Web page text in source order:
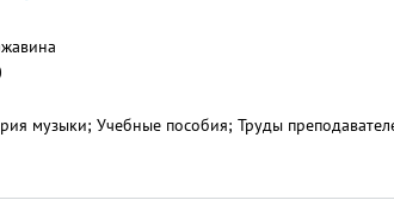
музыки; Учебные пособия; Труды